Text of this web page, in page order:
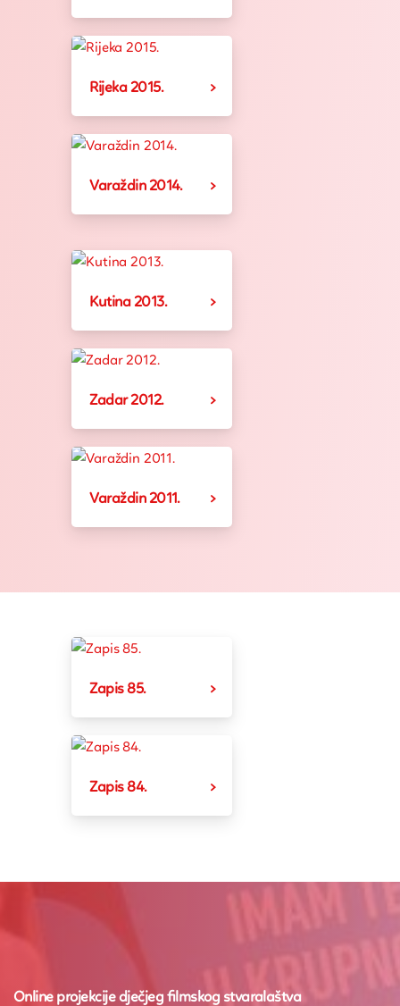
Rijeka 2015.
Varaždin 2014.
Kutina 2013.
Zadar 2012.
Varaždin 2011.
Zapis 85.
Zapis 84.
Online projekcije dječjeg filmskog stvaralaštva